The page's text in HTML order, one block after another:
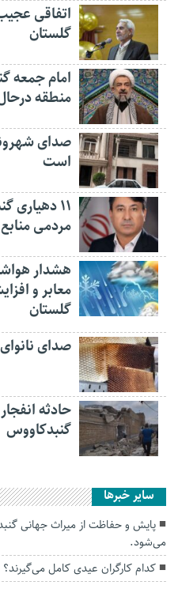
اتفاقی
گلستان
امام جمعه
منطقه
صدای
است
۱۱
مردمی
هشدار
معابر و
گلستان
صدای
حادثه
گنبدکاووس
سایر خبرها
پایش و حفاظت از میراث جهانی
می‌شود.
کدام کارگران عیدی کامل می‌گیرند؟